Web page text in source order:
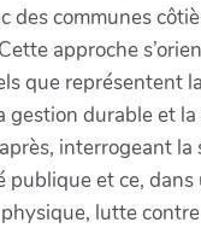
des communes
approche
que représentent
gestion durable et
interrogeant
publique et ce,
lutte